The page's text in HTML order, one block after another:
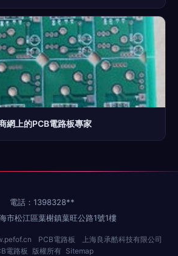
網上的PCB電路板專家
電話：1398328**
市松江區葉榭鎮葉旺公路1號1樓
PCB電路板
上海良承酷科技有限公司
電路板
版權所有 Sitemap